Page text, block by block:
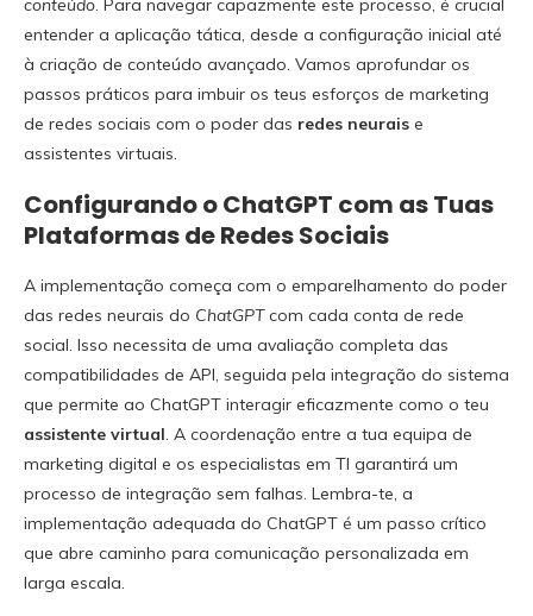
conteúdo. Para navegar capazmente este processo, é crucial
entender a aplicação tática, desde a configuração inicial até
à criação de conteúdo avançado. Vamos aprofundar os
passos práticos para imbuir os teus esforços de marketing
de redes sociais com o poder das redes neurais e
assistentes virtuais.
Configurando o ChatGPT com as Tuas
Plataformas de Redes Sociais
A implementação começa com o emparelhamento do poder
das redes neurais do ChatGPTcom cada conta de rede
social. Isso necessita de uma avaliação completa das
compatibilidades de API, seguida pela integração do sistema
que permite ao ChatGPT interagir eficazmente como o teu
assistente virtual. A coordenação entre a tua equipa de
marketing digital e os especialistas em TI garantirá um
processo de integração sem falhas. Lembra-te, a
implementação adequada do ChatGPT é um passo crítico
que abre caminho para comunicação personalizada em
larga escala.